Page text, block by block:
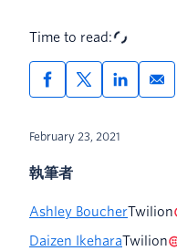
Time to read:
February 23, 2021
執筆者
Ashley BoucherTwilion
Daizen IkeharaTwilion